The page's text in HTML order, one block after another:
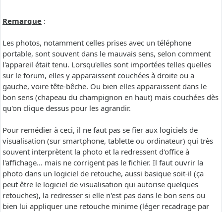
Remarque :
Les photos, notamment celles prises avec un téléphone
portable, sont souvent dans le mauvais sens, selon comment
l'appareil était tenu. Lorsqu'elles sont importées telles quelles
sur le forum, elles y apparaissent couchées à droite ou a
gauche, voire tête-bêche. Ou bien elles apparaissent dans le
bon sens (chapeau du champignon en haut) mais couchées dès
qu'on clique dessus pour les agrandir.
Pour remédier à ceci, il ne faut pas se fier aux logiciels de
visualisation (sur smartphone, tablette ou ordinateur) qui très
souvent interprètent la photo et la redressent d'office à
l'affichage... mais ne corrigent pas le fichier. Il faut ouvrir la
photo dans un logiciel de retouche, aussi basique soit-il (ça
peut être le logiciel de visualisation qui autorise quelques
retouches), la redresser si elle n'est pas dans le bon sens ou
bien lui appliquer une retouche minime (léger recadrage par